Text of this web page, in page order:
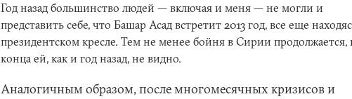
Год назад большинство людей — включая и меня — не могли и
представить себе, что Башар Асад встретит 2013 год, все еще
президентском кресле. Тем не менее бойня в Сирии продолжается,
конца ей, как и год назад, не видно.
Аналогичным образом, после многомесячных кризисов и